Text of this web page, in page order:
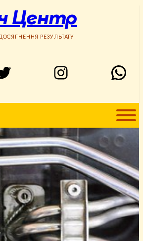
Центр
РЕЗУЛЬТАТУ
Instagram WhatsApp